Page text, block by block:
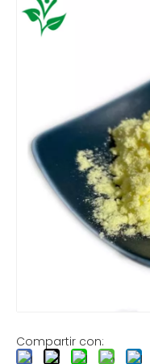
Compartir con: